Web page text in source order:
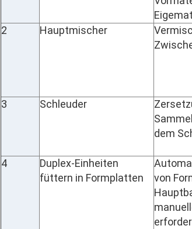
2 Hauptmischer
3 Schleuder
dem
4
Duplex-Einheiten
füttern in Formplatten
von